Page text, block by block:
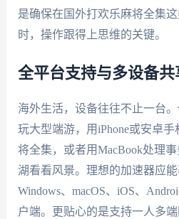
是确保在国外打欢乐麻将全集
时，操作跟得上思维的关键。
全平台支持与多设备共
海外生活，设备往往不止一台
玩大型端游，用iPhone或安卓
将全集，或者用MacBook处理
湖看看风景。理想的加速器应
Windows、macOS、iOS、
户端。更贴心的是支持一人多端